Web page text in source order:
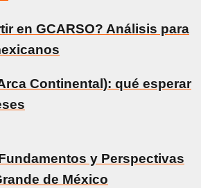
en GCARSO? Análisis para
Continental): qué esperar
y Perspectivas
de México